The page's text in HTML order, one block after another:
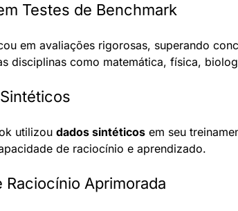
Testes de Benchmark
em avaliações rigorosas, superando
disciplinas como matemática, física,
utilizou dados sintéticos em seu
de raciocínio e aprendizado.
Raciocínio Aprimorada